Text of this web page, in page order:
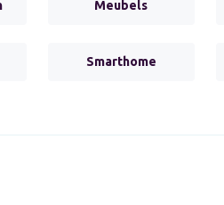
Meubels
Smarthome